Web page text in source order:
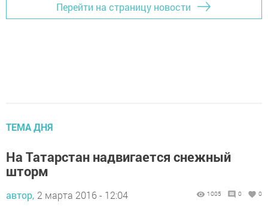
Перейти на страницу новости
ТЕМА ДНЯ
На Татарстан надвигается снежный
шторм
автор, 2 марта 2016 - 12:04 1005 0 0